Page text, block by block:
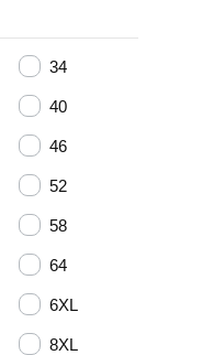
34
40
46
52
58
64
6XL
8XL